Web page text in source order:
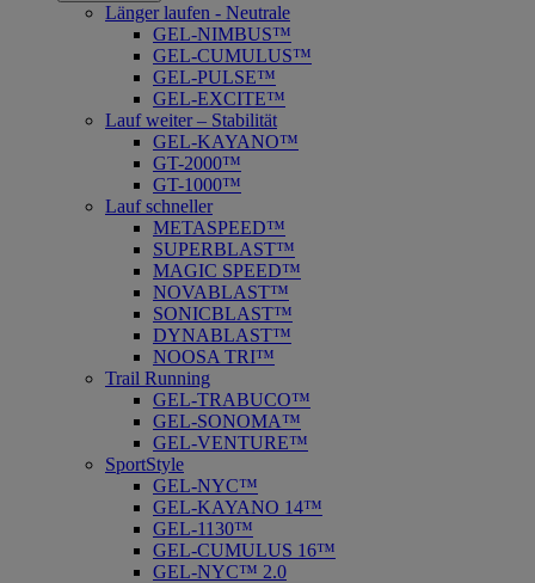
Länger laufen - Neutrale
GEL-NIMBUS™
GEL-CUMULUS™
GEL-PULSE™
GEL-EXCITE™
Lauf weiter – Stabilität
GEL-KAYANO™
GT-2000™
GT-1000™
Lauf schneller
METASPEED™
SUPERBLAST™
MAGIC SPEED™
NOVABLAST™
SONICBLAST™
DYNABLAST™
NOOSA TRI™
Trail Running
GEL-TRABUCO™
GEL-SONOMA™
GEL-VENTURE™
SportStyle
GEL-NYC™
GEL-KAYANO 14™
GEL-1130™
GEL-CUMULUS 16™
GEL-NYC™ 2.0